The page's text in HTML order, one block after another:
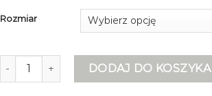
Rozmiar
ilość kurtka puchowa dla chlopca
DODAJ DO KOSZYKA